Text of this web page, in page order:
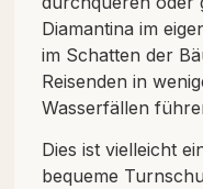
Diamantina im
im Schatten der
Reisenden in
Wasserfällen
Dies ist vielleicht
bequeme